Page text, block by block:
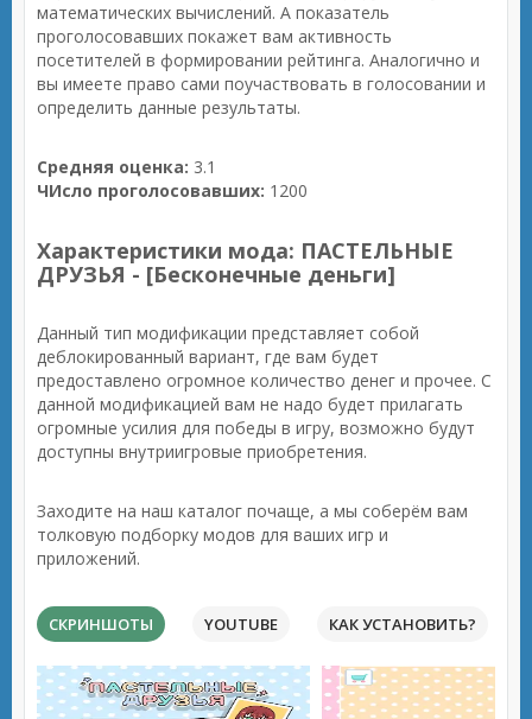
математических вычислений. А показатель
проголосовавших покажет вам активность
посетителей в формировании рейтинга. Аналогично и
вы имеете право сами поучаствовать в голосовании и
определить данные результаты.
Средняя оценка: 3.1
ЧИсло проголосовавших: 1200
Характеристики мода: ПАСТЕЛЬНЫЕ
ДРУЗЬЯ - [Бесконечные деньги]
Данный тип модификации представляет собой
деблокированный вариант, где вам будет
предоставлено огромное количество денег и прочее. С
данной модификацией вам не надо будет прилагать
огромные усилия для победы в игру, возможно будут
доступны внутриигровые приобретения.
Заходите на наш каталог почаще, а мы соберём вам
толковую подборку модов для ваших игр и
приложений.
СКРИНШОТЫ YOUTUBE КАК УСТАНОВИТЬ?